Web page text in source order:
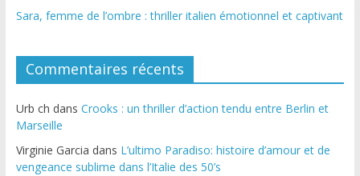
Sara, femme de l’ombre : thriller italien émotionnel et captivant
Commentaires récents
Urb ch dans Crooks : un thriller d’action tendu entre Berlin et
Marseille
Virginie Garcia dans L’ultimo Paradiso: histoire d’amour et de
vengeance sublime dans l’Italie des 50’s